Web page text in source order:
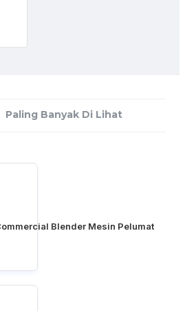
Paling Banyak Di Lihat
Blender Mesin Pelumat